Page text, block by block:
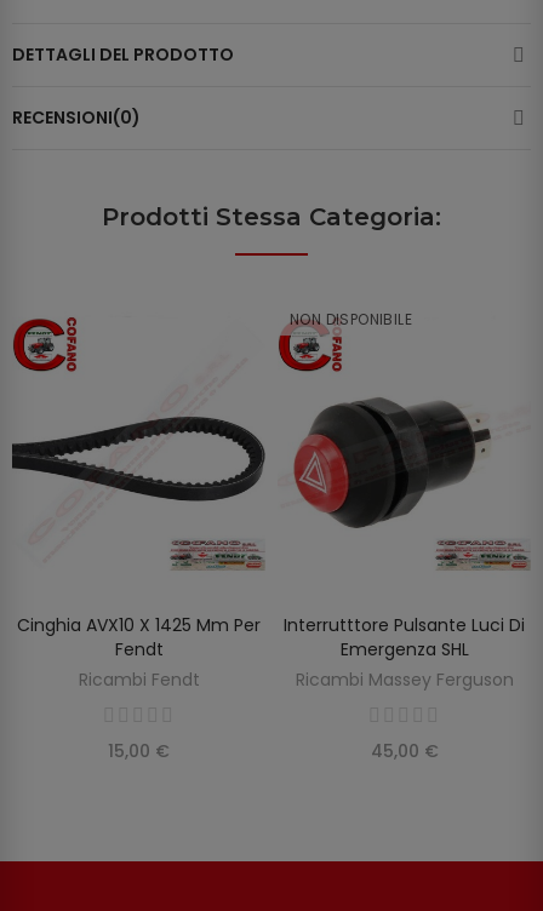
DETTAGLI DEL PRODOTTO
RECENSIONI(0)
Prodotti Stessa Categoria:
AGGIUNGI AL CARRELLO
Cinghia AVX10 X 1425 Mm Per
Fendt
Ricambi Fendt
15,00 €
NON DISPONIBILE
SCOPRIRE
Interrutttore Pulsante Luci Di
Emergenza SHL
Ricambi Massey Ferguson
45,00 €